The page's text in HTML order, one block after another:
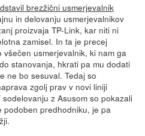
brezžični usmerjevalnik
in delovanju usmerjevalnikov
proizvaja TP-Link, kar niti ni
zamisel. In ta je precej
usmerjevalnik, ki nam ga
stanovanja, hkrati pa mu dodati
ne bo sesuval. Tedaj so
zgolj prav v novi liniji
z Asusom so pokazali
podoben predhodniku, je pa